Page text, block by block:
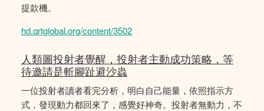
提款機。
hd.qrtglobal.org/content/3502
人類圖投射者覺醒，投射者主動成功策略，等
待邀請是斬腳趾避沙蟲
一位投射者讀者看完分析，明白自己能量，依照指示方
式，發現動力都回來了，感覺好神奇。投射者無動力，不